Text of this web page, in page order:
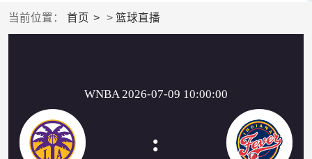
当前位置： 首页 > 篮球直播
WNBA 2026-07-09 10:00:00
: